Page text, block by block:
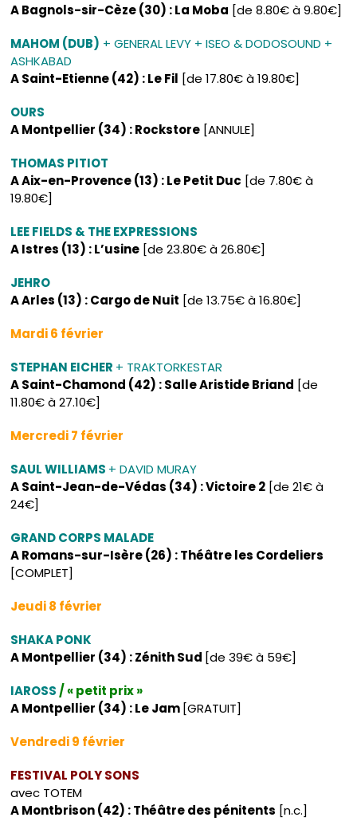
A Bagnols-sir-Cèze (30) : La Moba [de 8.80€ à 9.80€]
MAHOM (DUB) + GENERAL LEVY + ISEO & DODOSOUND +
ASHKABAD
A Saint-Etienne (42) : Le Fil [de 17.80€ à 19.80€]
OURS
A Montpellier (34) : Rockstore [ANNULE]
THOMAS PITIOT
A Aix-en-Provence (13) : Le Petit Duc [de 7.80€ à
19.80€]
LEE FIELDS & THE EXPRESSIONS
A Istres (13) : L’usine [de 23.80€ à 26.80€]
JEHRO
A Arles (13) : Cargo de Nuit [de 13.75€ à 16.80€]
Mardi 6 février
STEPHAN EICHER + TRAKTORKESTAR
A Saint-Chamond (42) : Salle Aristide Briand [de
11.80€ à 27.10€]
Mercredi 7 février
SAUL WILLIAMS + DAVID MURAY
A Saint-Jean-de-Védas (34) : Victoire 2 [de 21€ à
24€]
GRAND CORPS MALADE
A Romans-sur-Isère (26) : Théâtre les Cordeliers
[COMPLET]
Jeudi 8 février
SHAKA PONK
A Montpellier (34) : Zénith Sud [de 39€ à 59€]
IAROSS / « petit prix »
A Montpellier (34) : Le Jam [GRATUIT]
Vendredi 9 février
FESTIVAL POLY SONS
avec TOTEM
A Montbrison (42) : Théâtre des pénitents [n.c.]